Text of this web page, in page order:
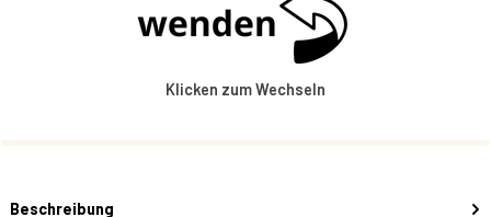
Klicken zum Wechseln
Beschreibung